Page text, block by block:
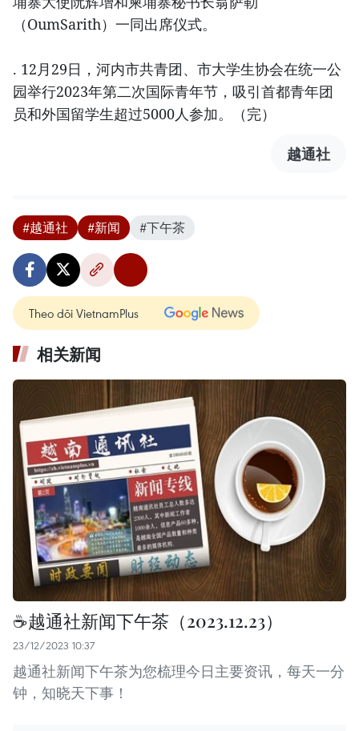
（OumSarith）一同出席仪式。
. 12月29日，河内市共青团、市大学生协会在统一公
园举行2023年第二次国际青年节，吸引首都青年团
员和外国留学生超过5000人参加。（完）
越通社
#越通社 #新闻 #下午茶
Theo dõi VietnamPlus
相关新闻
☕️越通社新闻下午茶（2023.12.23）
23/12/2023 10:37
越通社新闻下午茶为您梳理今日主要资讯，每天一分
钟，知晓天下事！